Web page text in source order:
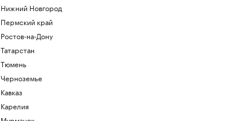
Нижний Новгород
Пермский край
Ростов-на-Дону
Татарстан
Тюмень
Черноземье
Кавказ
Карелия